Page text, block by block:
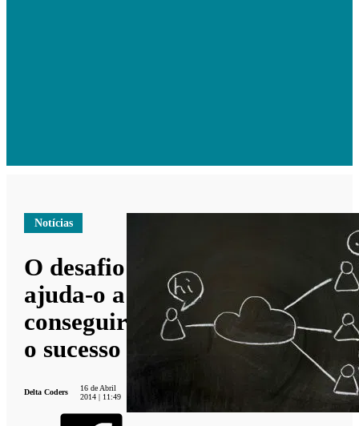
Notícias
O desafio
ajuda-o a
conseguir
o sucesso
Delta Coders
16 de Abril
2014 | 11:49